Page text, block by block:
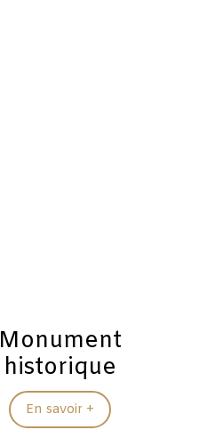
Monument
historique
En savoir +